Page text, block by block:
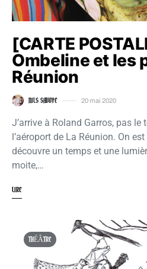
[CARTE
Ombeline et les
Réunion
NILS SAVOYE 20 mai 2020
J’arrive à Roland Garros, pas
l’aéroport de La Réunion. On
découvre un temps et une
moite,…
LIRE
THÉÂTRE